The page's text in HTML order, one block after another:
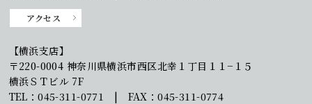
アクセス
【横浜支店】
〒220-0004 神奈川県横浜市西区北幸１丁目１１−１５
横浜ＳＴビル 7F
TEL：045-311-0771 | FAX：045-311-0774